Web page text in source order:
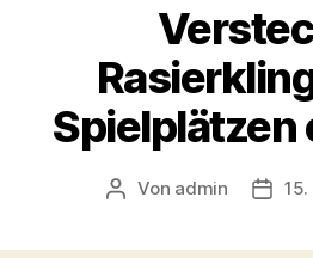
Beitragsautor
Von admin